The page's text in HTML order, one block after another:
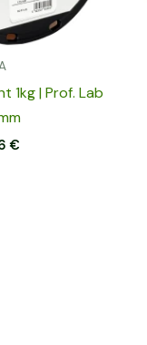
1kg | Prof. Lab
€